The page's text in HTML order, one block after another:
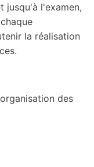
jusqu'à l'examen,
la réalisation
des